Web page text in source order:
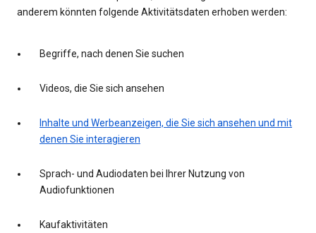
anderem könnten folgende Aktivitätsdaten erhoben werden:
Begriffe, nach denen Sie suchen
Videos, die Sie sich ansehen
Inhalte und Werbeanzeigen, die Sie sich ansehen und mit
denen Sie interagieren
Sprach- und Audiodaten bei Ihrer Nutzung von
Audiofunktionen
Kaufaktivitäten